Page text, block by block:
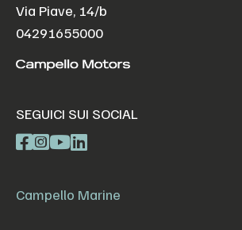
Via Piave, 14/b
04291655000
SEGUICI SUI SOCIAL
Campello Marine